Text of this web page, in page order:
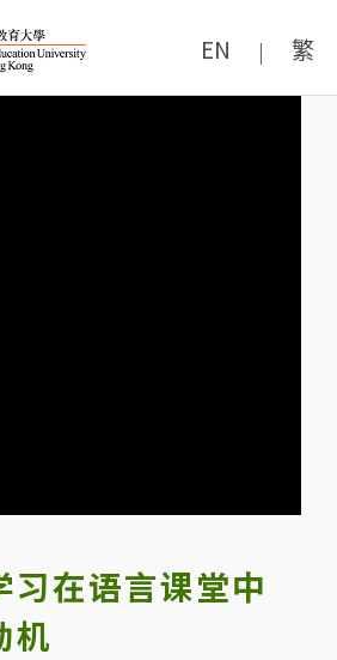
EN | 繁
习在语言课堂中
机